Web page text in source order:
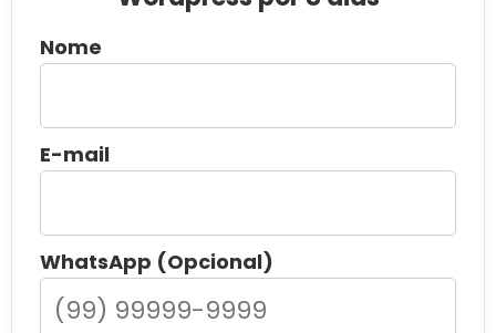
Nome
E-mail
WhatsApp (Opcional)